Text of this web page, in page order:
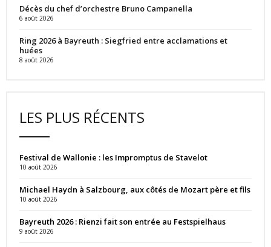
Décès du chef d’orchestre Bruno Campanella
6 août 2026
Ring 2026 à Bayreuth : Siegfried entre acclamations et
huées
8 août 2026
LES PLUS RÉCENTS
Festival de Wallonie : les Impromptus de Stavelot
10 août 2026
Michael Haydn à Salzbourg, aux côtés de Mozart père et fils
10 août 2026
Bayreuth 2026 : Rienzi fait son entrée au Festspielhaus
9 août 2026